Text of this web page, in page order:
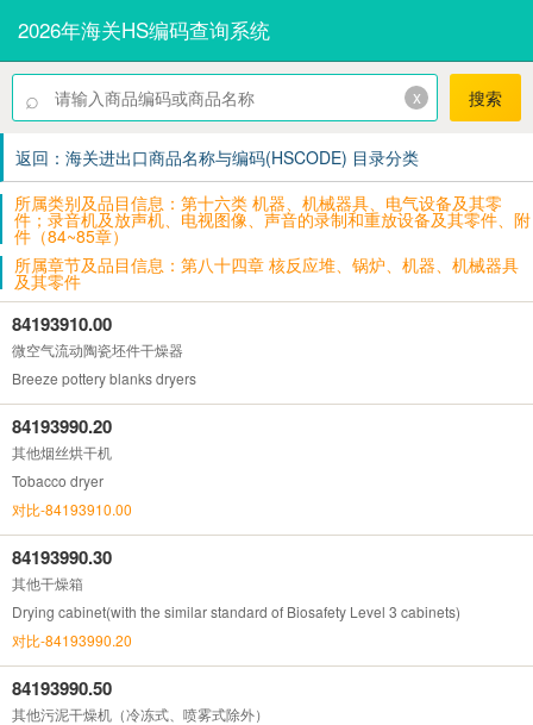
2026年海关HS编码查询系统
⌕ x 搜索
返回：海关进出口商品名称与编码(HSCODE) 目录分类
所属类别及品目信息：第十六类 机器、机械器具、电气设备及其零
件；录音机及放声机、电视图像、声音的录制和重放设备及其零件、附
件（84~85章）
所属章节及品目信息：第八十四章 核反应堆、锅炉、机器、机械器具
及其零件
84193910.00
微空气流动陶瓷坯件干燥器
Breeze pottery blanks dryers
84193990.20
其他烟丝烘干机
Tobacco dryer
对比-84193910.00
84193990.30
其他干燥箱
Drying cabinet(with the similar standard of Biosafety Level 3 cabinets)
对比-84193990.20
84193990.50
其他污泥干燥机（冷冻式、喷雾式除外）